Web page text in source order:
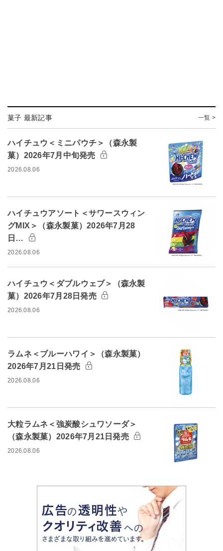
菓子 最新記事 一覧 >
ハイチュウ＜ミニパウチ＞（森永製
菓）2026年7月中旬発売
2026.08.06
ハイチュウアソート＜サワースウィン
グMIX＞（森永製菓）2026年7月28
日…
2026.08.06
ハイチュウ＜ダブルウェブ＞（森永製
菓）2026年7月28日発売
2026.08.06
ラムネ＜ブルーハワイ＞（森永製菓）
2026年7月21日発売
2026.08.06
大粒ラムネ＜強炭酸シュワソーダ＞
（森永製菓）2026年7月21日発売
2026.08.06